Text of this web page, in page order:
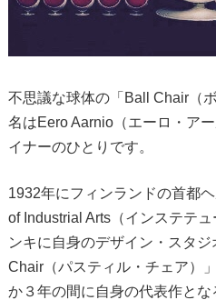
不思議な球体の「Ball Chair（
名はEero Aarnio（エーロ・ア
イナーのひとりです。
1932年にフィンランドの首都
of Industrial Arts（インステテ
ンキに自身のデザイン・スタ
Chair（パスティル・チェア）
か３年の間に自身の代表作とな